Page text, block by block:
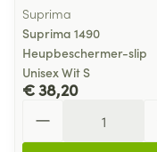
Suprima
Suprima 1490
Heupbeschermer-slip
Unisex Wit S
€ 38,20